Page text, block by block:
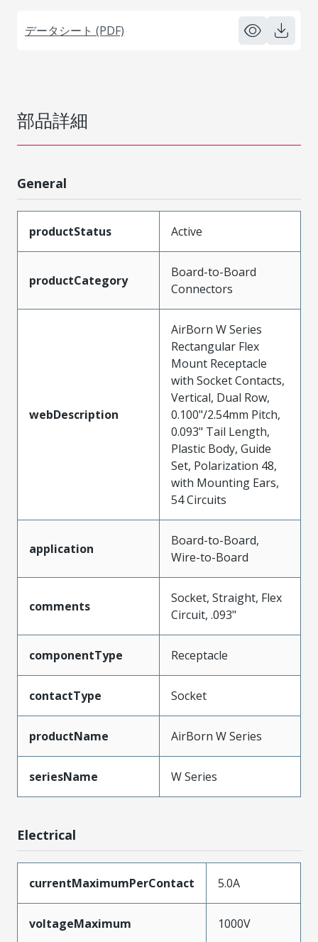
データシート (PDF)
部品詳細
General
productStatus Active
productCategory
Board-to-Board
Connectors
webDescription
AirBorn W Series
Rectangular Flex
Mount Receptacle
with Socket Contacts,
Vertical, Dual Row,
0.100"/2.54mm Pitch,
0.093" Tail Length,
Plastic Body, Guide
Set, Polarization 48,
with Mounting Ears,
54 Circuits
application
Board-to-Board,
Wire-to-Board
comments
Socket, Straight, Flex
Circuit, .093"
componentType Receptacle
contactType Socket
productName AirBorn W Series
seriesName W Series
Electrical
currentMaximumPerContact 5.0A
voltageMaximum 1000V